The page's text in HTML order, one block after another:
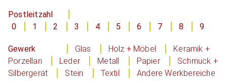
Postleitzahl
0
1 2 3 4 5 6 7 8 9
Gewerk Glas Holz + Möbel
Keramik +
Porzellan
Leder Metall Papier
Schmuck +
Silbergerät
Stein Textil Andere Werkbereiche